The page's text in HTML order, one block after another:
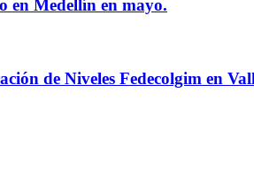
en Medellín en mayo.
de Niveles Fedecolgim en